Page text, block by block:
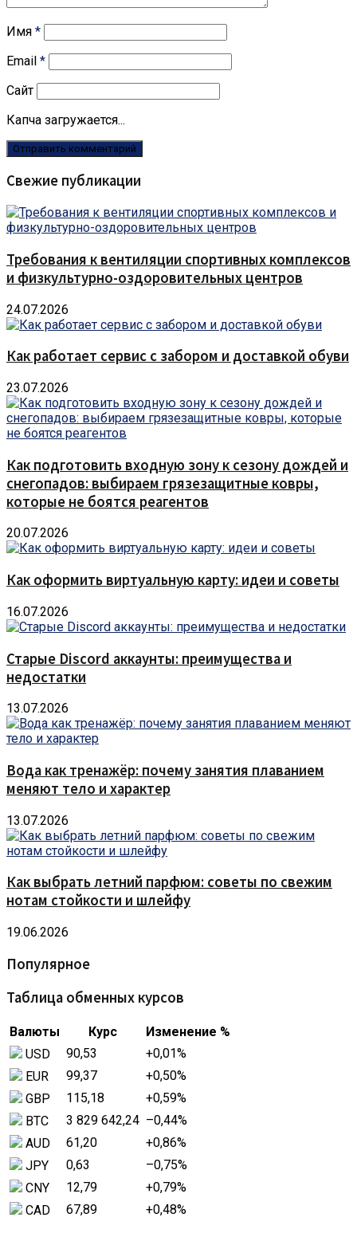
Имя *
Email *
Сайт
Капча загружается...
Свежие публикации
Требования к вентиляции спортивных комплексов
и физкультурно-оздоровительных центров
24.07.2026
Как работает сервис с забором и доставкой обуви
23.07.2026
Как подготовить входную зону к сезону дождей и
снегопадов: выбираем грязезащитные ковры,
которые не боятся реагентов
20.07.2026
Как оформить виртуальную карту: идеи и советы
16.07.2026
Старые Discord аккаунты: преимущества и
недостатки
13.07.2026
Вода как тренажёр: почему занятия плаванием
меняют тело и характер
13.07.2026
Как выбрать летний парфюм: советы по свежим
нотам стойкости и шлейфу
19.06.2026
Популярное
Таблица обменных курсов
Валюты Курс
Изменение %
USD
90,53 +0,01%
EUR
99,37 +0,50%
GBP
115,18 +0,59%
BTC
3 829 642,24 –0,44%
AUD
61,20 +0,86%
JPY
0,63 –0,75%
CNY
12,79 +0,79%
CAD
67,89 +0,48%